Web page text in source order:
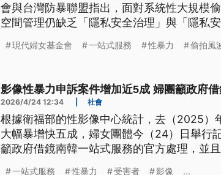
會與台灣防暴聯盟指出，面對系統性大規模
空間管理仍缺乏「隱私安全治理」與「隱私
現代婦女基金會 一站式服務 性暴力 偷拍風
影像性暴力申訴案件增加近5成 婦團籲政府
2026/4/24 12:34 社會
根據衛福部的性影像中心統計，去（2025）
大幅暴增快五成，婦女團體今（24）日舉行
籲政府借鏡南韓一站式服務的官方處理，並
一站式服務 性暴力 受害者 影像 ...